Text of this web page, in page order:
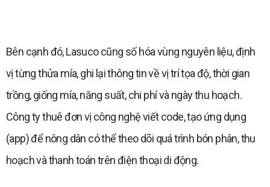
Bên cạnh đó, Lasuco cũng số hóa vùng nguyên liệu, định
vị từng thửa mía, ghi lại thông tin về vị trí tọa độ, thời gian
trồng, giống mía, năng suất, chi phí và ngày thu hoạch.
Công ty thuê đơn vị công nghệ viết code, tạo ứng dụng
(app) để nông dân có thể theo dõi quá trình bón phân, thu
hoạch và thanh toán trên điện thoại di động.